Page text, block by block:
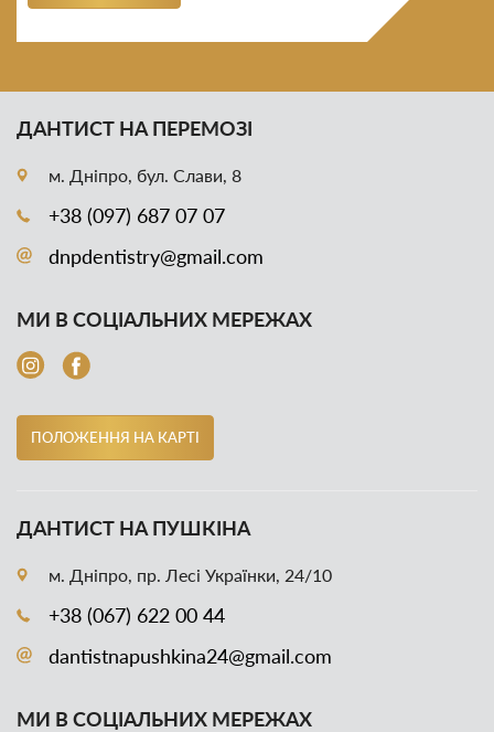
ДАНТИСТ НА ПЕРЕМОЗІ
м. Дніпро, бул. Слави, 8
+38 (097) 687 07 07
dnpdentistry@gmail.com
МИ В СОЦІАЛЬНИХ МЕРЕЖАХ
ПОЛОЖЕННЯ НА КАРТІ
ДАНТИСТ НА ПУШКІНА
м. Дніпро, пр. Лесі Українки, 24/10
+38 (067) 622 00 44
dantistnapushkina24@gmail.com
МИ В СОЦІАЛЬНИХ МЕРЕЖАХ